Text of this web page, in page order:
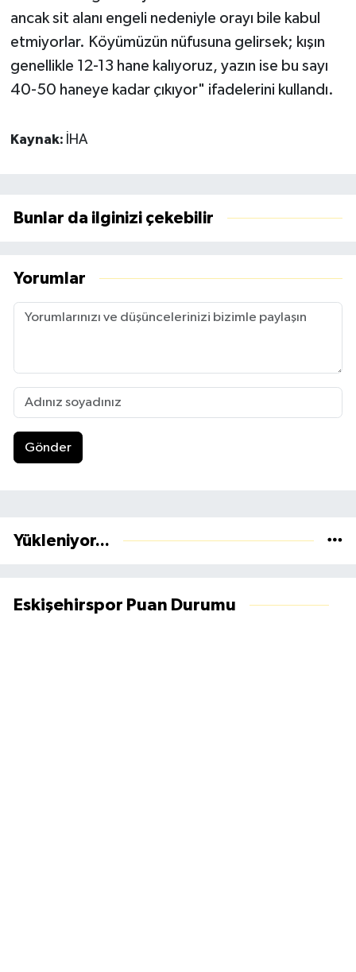
ancak sit alanı engeli nedeniyle orayı bile kabul
etmiyorlar. Köyümüzün nüfusuna gelirsek; kışın
genellikle 12-13 hane kalıyoruz, yazın ise bu sayı
40-50 haneye kadar çıkıyor" ifadelerini kullandı.
Kaynak: İHA
Bunlar da ilginizi çekebilir
Yorumlar
Gönder
Yükleniyor...
Eskişehirspor Puan Durumu